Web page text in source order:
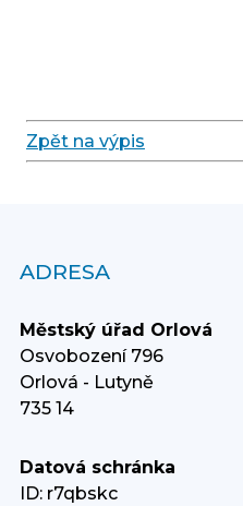
Zpět na výpis
ADRESA
Městský úřad Orlová
Osvobození 796
Orlová - Lutyně
735 14
Datová schránka
ID: r7qbskc